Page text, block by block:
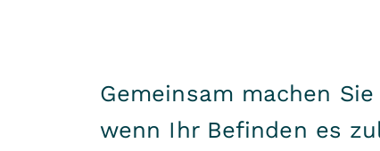
Gemeinsam machen
wenn Ihr Befinden es